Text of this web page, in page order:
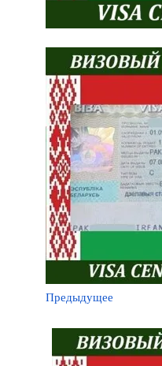
Предыдущее